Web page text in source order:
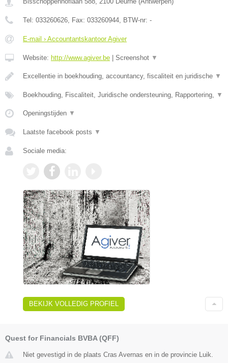
Tel: 033260626 , Fax: 033260944 , BTW-nr: -
E-mail › Accountantskantoor Agiver
Website: http://www.agiver.be Screenshot ▼
Excellentie in boekhouding, accountancy, fiscaliteit en juridische ▼
Boekhouding, Fiscaliteit, Juridische ondersteuning, Rapportering, ▼
Openingstijden ▼
Laatste facebook posts ▼
Sociale media:
BEKIJK VOLLEDIG PROFIEL
Quest for Financials BVBA (QFF)
Niet gevestigd in de plaats Cras Avernas en in de provincie Luik.